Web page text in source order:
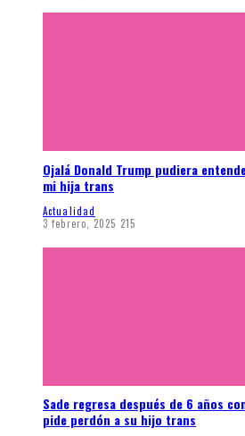
Ojalá Donald Trump pudiera
mi hija trans
Actualidad
3 febrero, 2025 215
Sade regresa después de 6 años
pide perdón a su hijo trans